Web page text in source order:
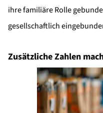
ihre familiäre Rolle
gesellschaftlich
Zusätzliche Zahlen